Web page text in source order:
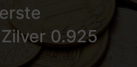
0.925